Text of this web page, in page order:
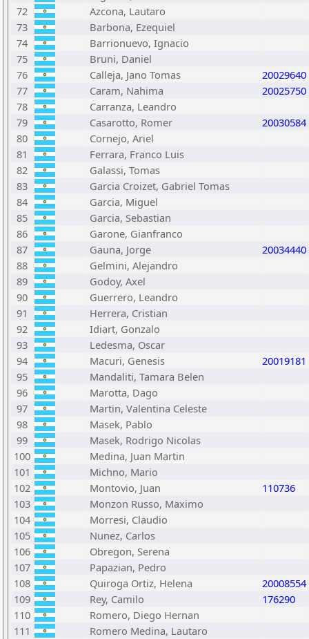
72
Azcona, Lautaro
73
Barbona, Ezequiel
74
Barrionuevo, Ignacio
75
Bruni, Daniel
76
Calleja, Jano Tomas
20029640
77
Caram, Nahima
20025750
78
Carranza, Leandro
79
Casarotto, Romer
20030584
80
Cornejo, Ariel
81
Ferrara, Franco Luis
82
Galassi, Tomas
83
Garcia Croizet, Gabriel Tomas
84
Garcia, Miguel
85
Garcia, Sebastian
86
Garone, Gianfranco
87
Gauna, Jorge
20034440
88
Gelmini, Alejandro
89
Godoy, Axel
90
Guerrero, Leandro
91
Herrera, Cristian
92
Idiart, Gonzalo
93
Ledesma, Oscar
94
Macuri, Genesis
20019181
95
Mandaliti, Tamara Belen
96
Marotta, Dago
97
Martin, Valentina Celeste
98
Masek, Pablo
99
Masek, Rodrigo Nicolas
100
Medina, Juan Martin
101
Michno, Mario
102
Montovio, Juan
110736
103
Monzon Russo, Maximo
104
Morresi, Claudio
105
Nunez, Carlos
106
Obregon, Serena
107
Papazian, Pedro
108
Quiroga Ortiz, Helena
20008554
109
Rey, Camilo
176290
110
Romero, Diego Hernan
111
Romero Medina, Lautaro